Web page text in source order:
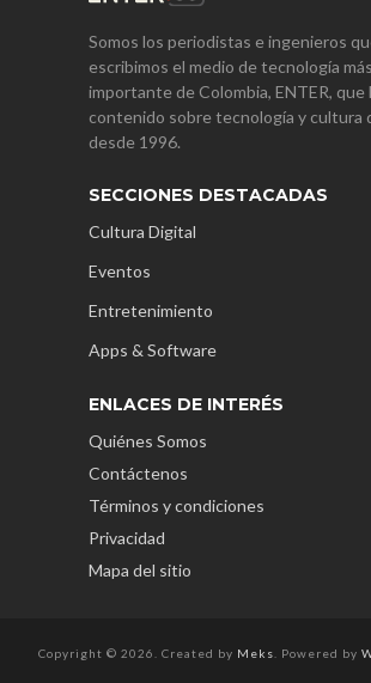
Somos los periodistas e ingenieros
escribimos el medio de tecnología más
importante de Colombia, ENTER, que
contenido sobre tecnología y cultura
desde 1996.
SECCIONES DESTACADAS
Cultura Digital
Eventos
Entretenimiento
Apps & Software
ENLACES DE INTERÉS
Quiénes Somos
Contáctenos
Términos y condiciones
Privacidad
Mapa del sitio
Copyright © 2026. Created by Meks . Powered by